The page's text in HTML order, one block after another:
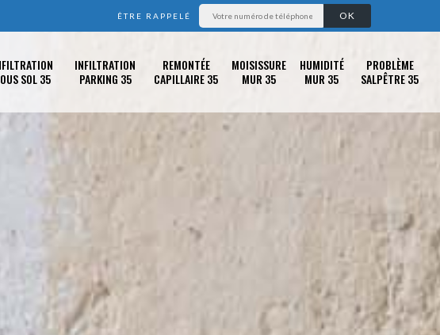
ÊTRE RAPPELÉ
SOL 35
INFILTRATION
PARKING 35
REMONTÉE
CAPILLAIRE 35
MOISISSURE
MUR 35
HUMIDITÉ
MUR 35
PROBLÈME
SALPÊTRE 35